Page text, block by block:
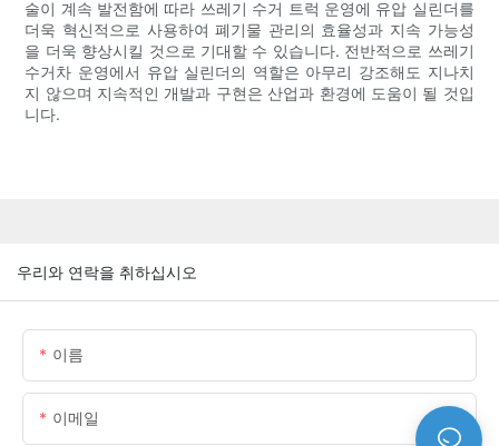
술이 계속 발전함에 따라 쓰레기 수거 트럭 운영에 유압 실린더를
더욱 혁신적으로 사용하여 폐기물 관리의 효율성과 지속 가능성
을 더욱 향상시킬 것으로 기대할 수 있습니다. 전반적으로 쓰레기
수거차 운영에서 유압 실린더의 역할은 아무리 강조해도 지나치
지 않으며 지속적인 개발과 구현은 산업과 환경에 도움이 될 것입
니다.
우리와 연락을 취하십시오
이름
이메일